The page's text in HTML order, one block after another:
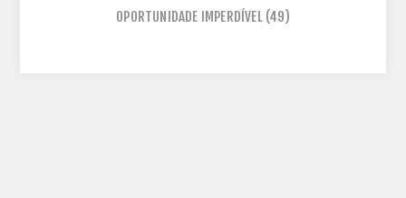
OPORTUNIDADE IMPERDÍVEL (49)